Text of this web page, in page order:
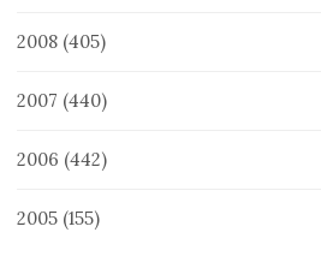
2008 (405)
2007 (440)
2006 (442)
2005 (155)